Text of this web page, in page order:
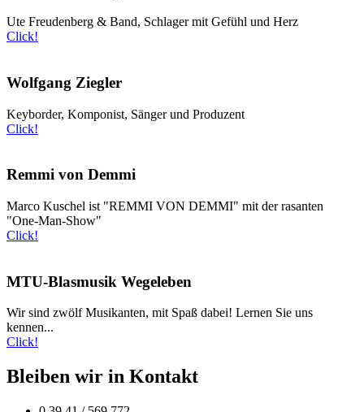
Ute Freudenberg & Band, Schlager mit Gefühl und Herz
Click!
Wolfgang Ziegler
Keyborder, Komponist, Sänger und Produzent
Click!
Remmi von Demmi
Marco Kuschel ist "REMMI VON DEMMI" mit der rasanten
"One-Man-Show"
Click!
MTU-Blasmusik Wegeleben
Wir sind zwölf Musikanten, mit Spaß dabei! Lernen Sie uns
kennen...
Click!
Bleiben wir in Kontakt